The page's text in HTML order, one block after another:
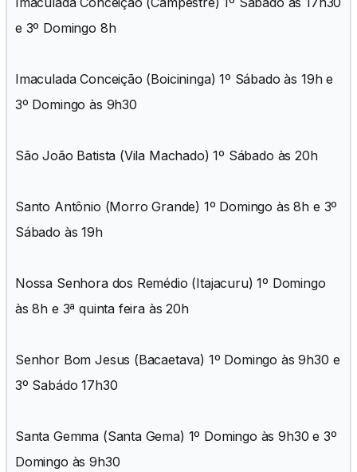
e 3º Domingo 8h
Imaculada Conceição (Boicininga) 1º Sábado às 19h e
3º Domingo às 9h30
São João Batista (Vila Machado) 1º Sábado às 20h
Santo Antônio (Morro Grande) 1º Domingo às 8h e 3º
Sábado às 19h
Nossa Senhora dos Remédio (Itajacuru) 1º Domingo
às 8h e 3ª quinta feira às 20h
Senhor Bom Jesus (Bacaetava) 1º Domingo às 9h30 e
3º Sabádo 17h30
Santa Gemma (Santa Gema) 1º Domingo às 9h30 e 3º
Domingo às 9h30